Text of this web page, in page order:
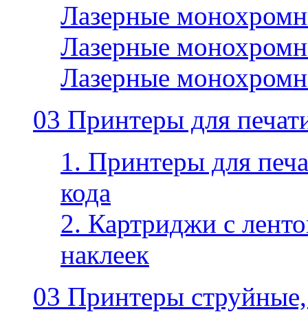
Лазерные
Лазерные
Лазерные
03 Принтеры для
1. Принтеры для
кода
2. Картриджи с
наклеек
03 Принтеры